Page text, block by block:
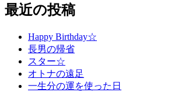
最近の投稿
Happy Birthday☆
長男の帰省
スター☆
オトナの遠足
一生分の運を使った日